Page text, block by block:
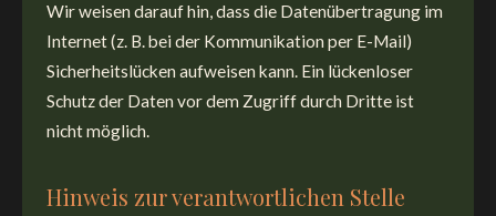
Wir weisen darauf hin, dass die Datenübertragung im
Internet (z. B. bei der Kommunikation per E-Mail)
Sicherheitslücken aufweisen kann. Ein lückenloser
Schutz der Daten vor dem Zugriff durch Dritte ist
nicht möglich.
Hinweis zur verantwortlichen Stelle